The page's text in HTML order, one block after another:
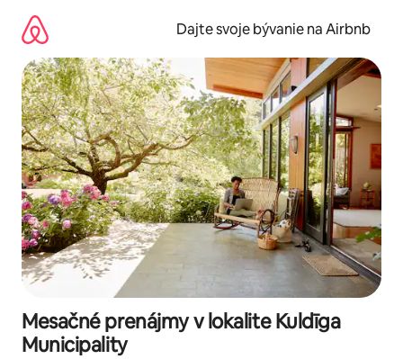
obsah.
Dajte svoje bývanie na Airbnb
Mesačné prenájmy v lokalite Kuldīga
Municipality